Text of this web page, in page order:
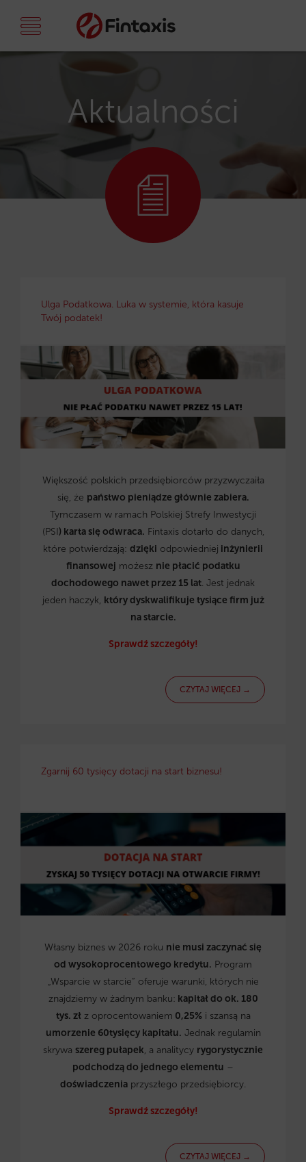
Aktualności
Ulga Podatkowa. Luka w systemie, która kasuje
Twój podatek!
Większość polskich przedsiębiorców przyzwyczaiła
się, że państwo pieniądze głównie zabiera.
Tymczasem w ramach Polskiej Strefy Inwestycji
(PSI) karta się odwraca. Fintaxis dotarło do danych,
które potwierdzają: dzięki odpowiedniej inżynierii
finansowej możesz nie płacić podatku
dochodowego nawet przez 15 lat. Jest jednak
jeden haczyk, który dyskwalifikuje tysiące firm już
na starcie.
Sprawdź szczegóły!
CZYTAJ WIĘCEJ →
Zgarnij 60 tysięcy dotacji na start biznesu!
Własny biznes w 2026 roku nie musi zaczynać się
od wysokoprocentowego kredytu. Program
„Wsparcie w starcie” oferuje warunki, których nie
znajdziemy w żadnym banku: kapitał do ok. 180
tys. zł z oprocentowaniem 0,25%i szansą na
umorzenie 60tysięcy kapitału. Jednak regulamin
skrywa szereg pułapek, a analitycy rygorystycznie
podchodzą do jednego elementu –
doświadczenia przyszłego przedsiębiorcy.
Sprawdź szczegóły!
CZYTAJ WIĘCEJ →